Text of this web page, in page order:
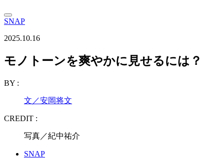
SNAP
2025.10.16
モノトーンを爽やかに見せるには？
BY :
文／安岡将文
CREDIT :
写真／紀中祐介
SNAP